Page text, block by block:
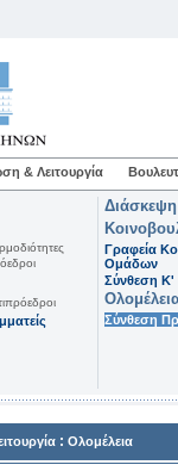
& Λειτουργία
Γραφεία
Ομάδων
Σύνθεση K'
Σύνθεση
: Ολομέλεια